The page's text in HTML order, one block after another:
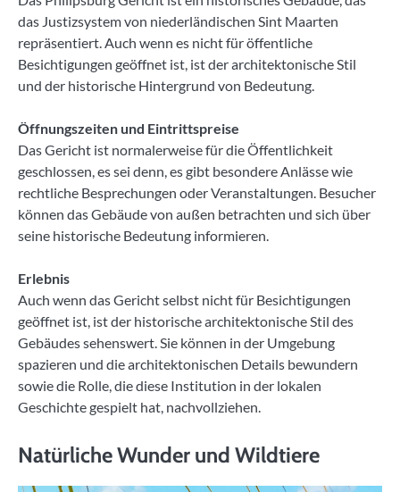
das Justizsystem von niederländischen Sint Maarten
repräsentiert. Auch wenn es nicht für öffentliche
Besichtigungen geöffnet ist, ist der architektonische Stil
und der historische Hintergrund von Bedeutung.
Öffnungszeiten und Eintrittspreise
Das Gericht ist normalerweise für die Öffentlichkeit
geschlossen, es sei denn, es gibt besondere Anlässe wie
rechtliche Besprechungen oder Veranstaltungen. Besucher
können das Gebäude von außen betrachten und sich über
seine historische Bedeutung informieren.
Erlebnis
Auch wenn das Gericht selbst nicht für Besichtigungen
geöffnet ist, ist der historische architektonische Stil des
Gebäudes sehenswert. Sie können in der Umgebung
spazieren und die architektonischen Details bewundern
sowie die Rolle, die diese Institution in der lokalen
Geschichte gespielt hat, nachvollziehen.
Natürliche Wunder und Wildtiere